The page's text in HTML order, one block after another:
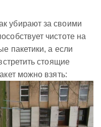
убирают за своими
чистоте на
пакетики, а если
стоящие
можно взять: